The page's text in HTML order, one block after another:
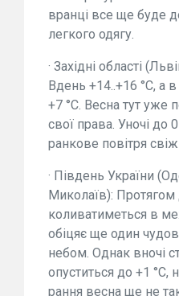
вранці все ще буде
легкого одягу.
· Західні області
Вдень +14..+16 °C, а
+7 °C. Весна тут уже
свої права. Уночі до
ранкове повітря
· Південь України
Миколаїв): Протягом
коливатиметься в
обіцяє ще один
небом. Однак вночі
опуститься до +1 °C,
рання весна ще не